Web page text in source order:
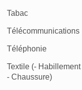
Tabac
Télécommunications
Téléphonie
Textile (-
- Chaussure)